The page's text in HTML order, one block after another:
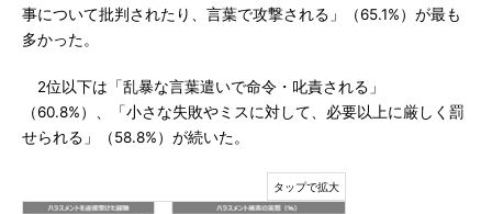
事について批判されたり、言葉で攻撃される」（65.1%）が最も
多かった。
2位以下は「乱暴な言葉遣いで命令・叱責される」
（60.8%）、「小さな失敗やミスに対して、必要以上に厳しく罰
せられる」（58.8%）が続いた。